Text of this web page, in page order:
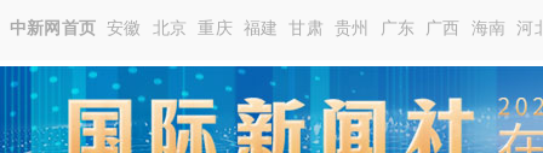
中新网首页 安徽 北京 重庆 福建 甘肃 贵州 广东 广西 海南 河